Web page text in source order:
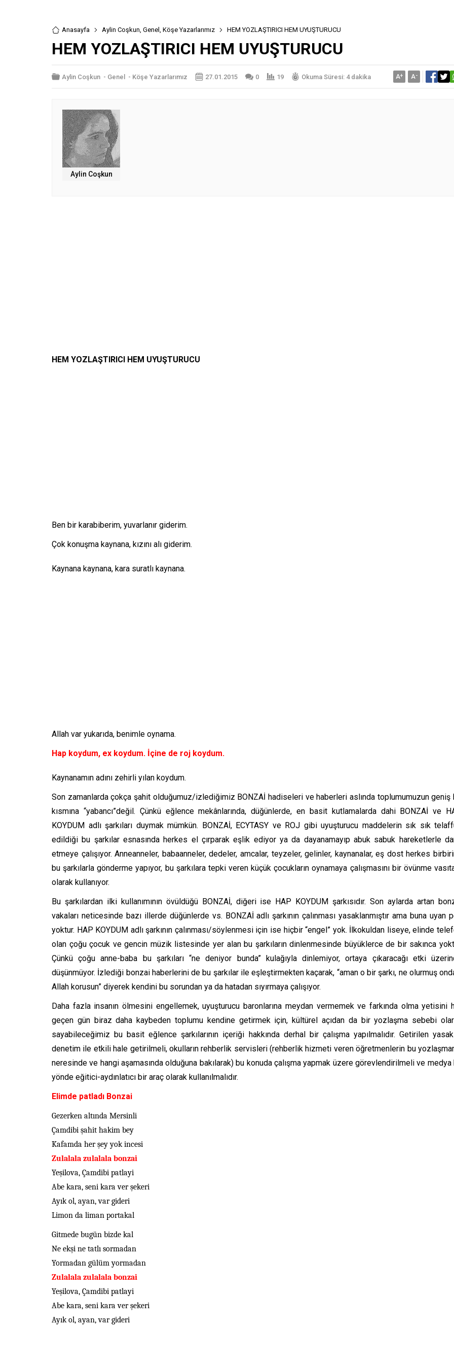
Anasayfa Aylin Coşkun, Genel , Köşe Yazarlarımız HEM YOZLAŞTIRICI HEM UYUŞTURUCU
HEM YOZLAŞTIRICI HEM UYUŞTURUCU
Aylin Coşkun - Genel - Köşe Yazarlarımız 27.01.2015 0 19 Okuma Süresi: 4 dakika A+ A-
Aylin Coşkun
HEM YOZLAŞTIRICI HEM UYUŞTURUCU
Ben bir karabiberim, yuvarlanır giderim.
Çok konuşma kaynana, kızını alı giderim.
Kaynana kaynana, kara suratlı kaynana.
Allah var yukarıda, benimle oynama.
Hap koydum, ex koydum. İçine de roj koydum.
Kaynanamın adını zehirli yılan koydum.
Son zamanlarda çokça şahit olduğumuz/izlediğimiz BONZAİ hadiseleri ve haberleri aslında toplumumuzun geniş
kısmına “yabancı”değil. Çünkü eğlence mekânlarında, düğünlerde, en basit kutlamalarda dahi BONZAİ ve
KOYDUM adlı şarkıları duymak mümkün. BONZAİ, ECYTASY ve ROJ gibi uyuşturucu maddelerin sık sık
edildiği bu şarkılar esnasında herkes el çırparak eşlik ediyor ya da dayanamayıp abuk sabuk hareketlerle
etmeye çalışıyor. Anneanneler, babaanneler, dedeler, amcalar, teyzeler, gelinler, kaynanalar, eş dost herkes
bu şarkılarla gönderme yapıyor, bu şarkılara tepki veren küçük çocukların oynamaya çalışmasını bir övünme
olarak kullanıyor.
Bu şarkılardan ilki kullanımının övüldüğü BONZAİ, diğeri ise HAP KOYDUM şarkısıdır. Son aylarda artan
vakaları neticesinde bazı illerde düğünlerde vs. BONZAİ adlı şarkının çalınması yasaklanmıştır ama buna uyan
yoktur. HAP KOYDUM adlı şarkının çalınması/söylenmesi için ise hiçbir “engel” yok. İlkokuldan liseye, elinde
olan çoğu çocuk ve gencin müzik listesinde yer alan bu şarkıların dinlenmesinde büyüklerce de bir sakınca
Çünkü çoğu anne-baba bu şarkıları “ne deniyor bunda” kulağıyla dinlemiyor, ortaya çıkaracağı etki
düşünmüyor. İzlediği bonzai haberlerini de bu şarkılar ile eşleştirmekten kaçarak, “aman o bir şarkı, ne olurmuş
Allah korusun” diyerek kendini bu sorundan ya da hatadan sıyırmaya çalışıyor.
Daha fazla insanın ölmesini engellemek, uyuşturucu baronlarına meydan vermemek ve farkında olma yetisini
geçen gün biraz daha kaybeden toplumu kendine getirmek için, kültürel açıdan da bir yozlaşma sebebi
sayabileceğimiz bu basit eğlence şarkılarının içeriği hakkında derhal bir çalışma yapılmalıdır. Getirilen
denetim ile etkili hale getirilmeli, okulların rehberlik servisleri (rehberlik hizmeti veren öğretmenlerin bu
neresinde ve hangi aşamasında olduğuna bakılarak) bu konuda çalışma yapmak üzere görevlendirilmeli ve medya
yönde eğitici-aydınlatıcı bir araç olarak kullanılmalıdır.
Elimde patladı Bonzai
Gezerken altında Mersinli
Çamdibi şahit hakim bey
Kafamda her şey yok incesi
Zulalala zulalala bonzai
Yeşilova, Çamdibi patlayi
Abe kara, seni kara ver şekeri
Ayık ol, ayan, var gideri
Limon da liman portakal
Gitmede bugün bizde kal
Ne ekşi ne tatlı sormadan
Yormadan gülüm yormadan
Zulalala zulalala bonzai
Yeşilova, Çamdibi patlayi
Abe kara, seni kara ver şekeri
Ayık ol, ayan, var gideri